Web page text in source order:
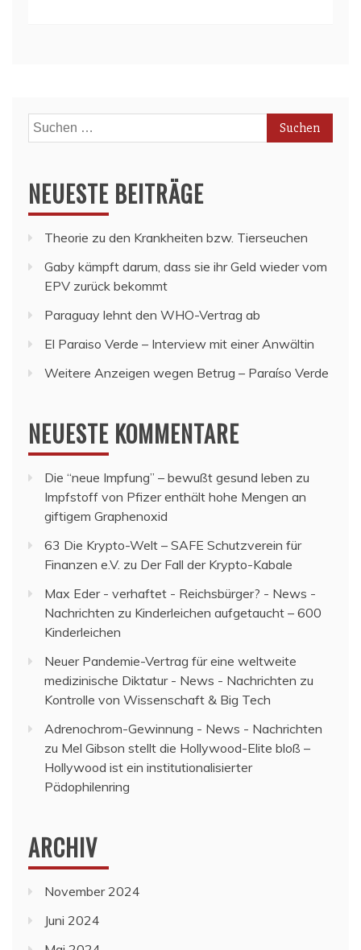
Suchen
nach:
NEUESTE BEITRÄGE
Theorie zu den Krankheiten bzw. Tierseuchen
Gaby kämpft darum, dass sie ihr Geld wieder vom
EPV zurück bekommt
Paraguay lehnt den WHO-Vertrag ab
El Paraiso Verde – Interview mit einer Anwältin
Weitere Anzeigen wegen Betrug – Paraíso Verde
NEUESTE KOMMENTARE
Die “neue Impfung” – bewußt gesund leben zu
Impfstoff von Pfizer enthält hohe Mengen an
giftigem Graphenoxid
63 Die Krypto-Welt – SAFE Schutzverein für
Finanzen e.V. zu Der Fall der Krypto-Kabale
Max Eder - verhaftet - Reichsbürger? - News -
Nachrichten zu Kinderleichen aufgetaucht – 600
Kinderleichen
Neuer Pandemie-Vertrag für eine weltweite
medizinische Diktatur - News - Nachrichten zu
Kontrolle von Wissenschaft & Big Tech
Adrenochrom-Gewinnung - News - Nachrichten
zu Mel Gibson stellt die Hollywood-Elite bloß –
Hollywood ist ein institutionalisierter
Pädophilenring
ARCHIV
November 2024
Juni 2024